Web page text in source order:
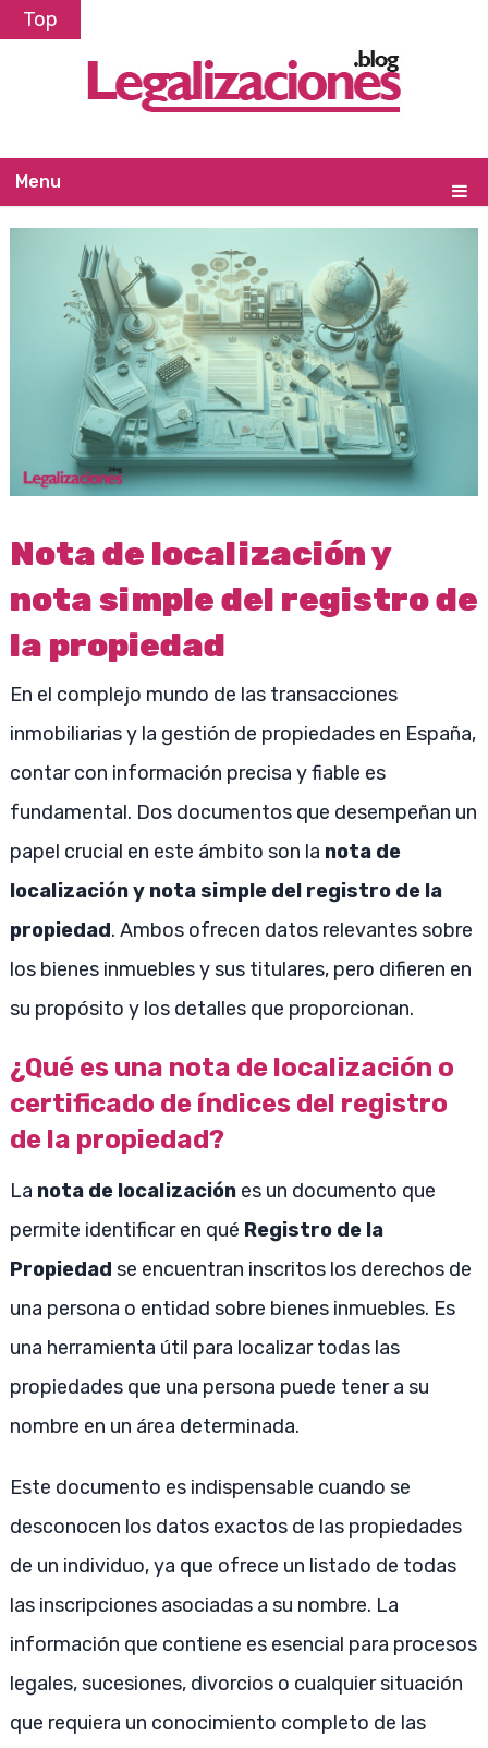
Top
Menu
Nota de localización y
nota simple del registro de
la propiedad
En el complejo mundo de las transacciones
inmobiliarias y la gestión de propiedades en España,
contar con información precisa y fiable es
fundamental. Dos documentos que desempeñan un
papel crucial en este ámbito son la nota de
localización y nota simple del registro de la
propiedad. Ambos ofrecen datos relevantes sobre
los bienes inmuebles y sus titulares, pero difieren en
su propósito y los detalles que proporcionan.
¿Qué es una nota de localización o
certificado de índices del registro
de la propiedad?
La nota de localizaciónes un documento que
permite identificar en qué Registro de la
Propiedad se encuentran inscritos los derechos de
una persona o entidad sobre bienes inmuebles. Es
una herramienta útil para localizar todas las
propiedades que una persona puede tener a su
nombre en un área determinada.
Este documento es indispensable cuando se
desconocen los datos exactos de las propiedades
de un individuo, ya que ofrece un listado de todas
las inscripciones asociadas a su nombre. La
información que contiene es esencial para procesos
legales, sucesiones, divorcios o cualquier situación
que requiera un conocimiento completo de las